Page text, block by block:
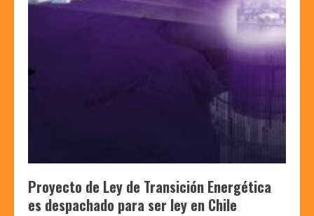
Proyecto de Ley de Transición Energética
es despachado para ser ley en Chile